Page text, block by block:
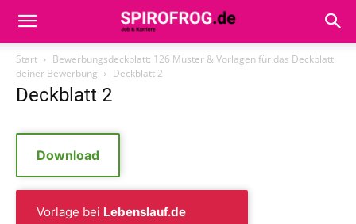
Start
Bewerbungsdeckblatt: 126 Muster & Vorlagen für das Deckblatt
deiner Bewerbung
Deckblatt 2
Deckblatt 2
Download
Vorlage bei Lebenslauf.de